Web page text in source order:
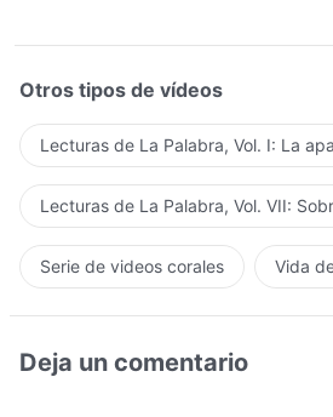
Otros tipos de vídeos
Lecturas de La Palabra, Vol. I: La
Lecturas de La Palabra, Vol. VII:
Serie de videos corales Vida
Deja un comentario